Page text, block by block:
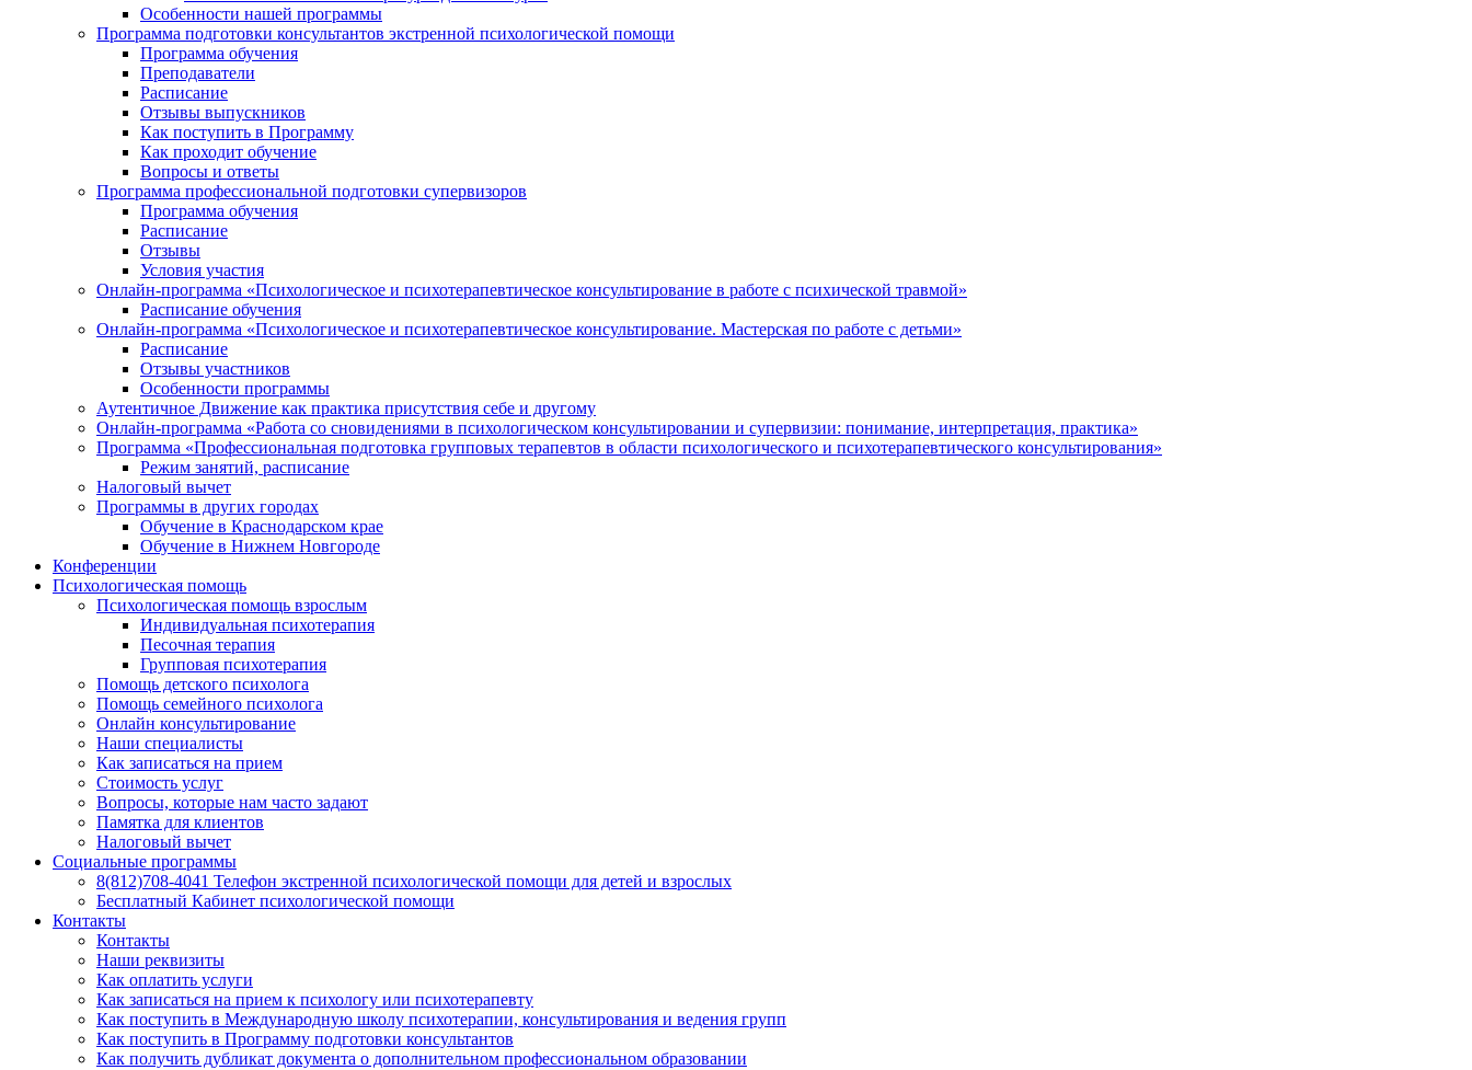
Особенности нашей программы
Программа подготовки консультантов экстренной психологической помощи
Программа обучения
Преподаватели
Расписание
Отзывы выпускников
Как поступить в Программу
Как проходит обучение
Вопросы и ответы
Программа профессиональной подготовки супервизоров
Программа обучения
Расписание
Отзывы
Условия участия
Онлайн-программа «Психологическое и психотерапевтическое консультирование в работе с психической травмой»
Расписание обучения
Онлайн-программа «Психологическое и психотерапевтическое консультирование. Мастерская по работе с детьми»
Расписание
Отзывы участников
Особенности программы
Аутентичное Движение как практика присутствия себе и другому
Онлайн-программа «Работа со сновидениями в психологическом консультировании и супервизии: понимание, интерпретация, практика»
Программа «Профессиональная подготовка групповых терапевтов в области психологического и психотерапевтического консультирования»
Режим занятий, расписание
Налоговый вычет
Программы в других городах
Обучение в Краснодарском крае
Обучение в Нижнем Новгороде
Конференции
Психологическая помощь
Психологическая помощь взрослым
Индивидуальная психотерапия
Песочная терапия
Групповая психотерапия
Помощь детского психолога
Помощь семейного психолога
Онлайн консультирование
Наши специалисты
Как записаться на прием
Стоимость услуг
Вопросы, которые нам часто задают
Памятка для клиентов
Налоговый вычет
Социальные программы
8(812)708-4041 Телефон экстренной психологической помощи для детей и взрослых
Бесплатный Кабинет психологической помощи
Контакты
Контакты
Наши реквизиты
Как оплатить услуги
Как записаться на прием к психологу или психотерапевту
Как поступить в Международную школу психотерапии, консультирования и ведения групп
Как поступить в Программу подготовки консультантов
Как получить дубликат документа о дополнительном профессиональном образовании